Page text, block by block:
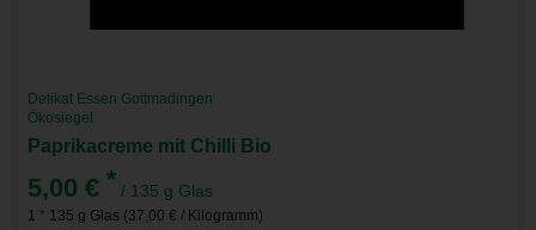
Delikat Essen Gottmadingen
Ökosiegel
Paprikacreme mit Chilli Bio
5,00 € * / 135 g Glas
1 * 135 g Glas (37,00 € / Kilogramm)